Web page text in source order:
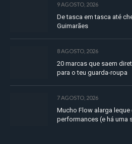
9 AGOSTO, 2026
De tasca em tasca até
Guimarães
8 AGOSTO, 2026
20 marcas que saem
para o teu guarda-roupa
7 AGOSTO, 2026
Mucho Flow alarga
performances (e há uma